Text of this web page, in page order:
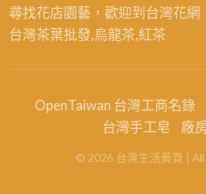
尋找花店園藝，歡迎到 台灣花網
台灣茶葉批發,烏龍茶,紅茶
OpenTaiwan 台灣工商名錄
台灣手工皂
廠
© 2026 台灣生活黃頁 |